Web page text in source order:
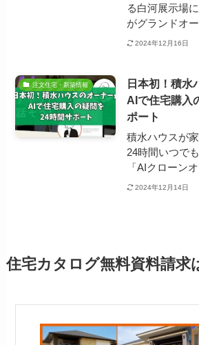
る白河展示場
がグランドオ
2024年12月16日
注文住宅・新築情報
日本初！積水
AIで住宅購入
ポート
積水ハウスが
24時間いつで
「AIクローン
2024年12月14日
住宅カタログ無料資料請求